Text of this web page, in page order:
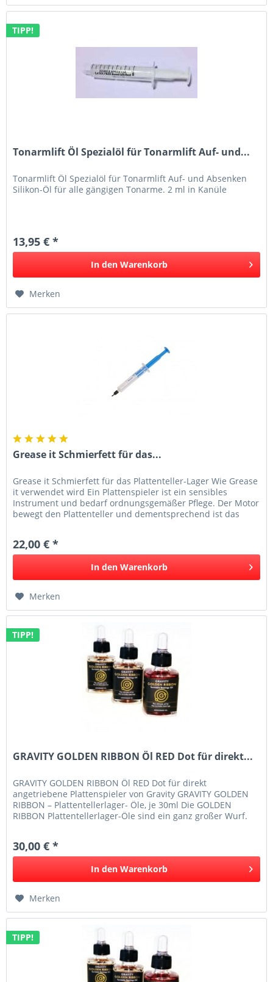
TIPP!
Tonarmlift Öl Spezialöl für Tonarmlift Auf- und...
Tonarmlift Öl Spezialöl für Tonarmlift Auf- und Absenken
Silikon-Öl für alle gängigen Tonarme. 2 ml in Kanüle
13,95 € *
In den Warenkorb
Merken
Grease it Schmierfett für das...
Grease it Schmierfett für das Plattenteller-Lager Wie Grease
it verwendet wird Ein Plattenspieler ist ein sensibles
Instrument und bedarf ordnungsgemäßer Pflege. Der Motor
bewegt den Plattenteller und dementsprechend ist das
22,00 € *
In den Warenkorb
Merken
TIPP!
GRAVITY GOLDEN RIBBON Öl RED Dot für direkt...
GRAVITY GOLDEN RIBBON Öl RED Dot für direkt
angetriebene Plattenspieler von Gravity GRAVITY GOLDEN
RIBBON – Plattentellerlager- Öle, je 30ml Die GOLDEN
RIBBON Plattentellerlager-Öle sind ein ganz großer Wurf.
30,00 € *
In den Warenkorb
Merken
TIPP!